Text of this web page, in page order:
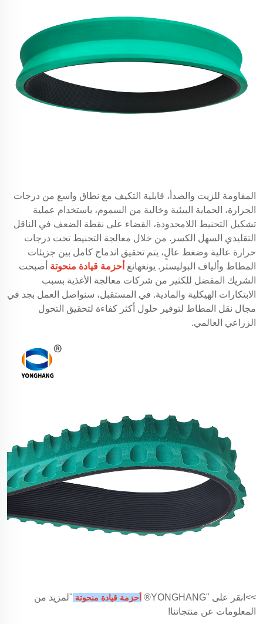
المقاومة للزيت والصدأ، قابلية التكيف مع نطاق واسع من درجات
الحرارة، الحماية البيئية وخالية من السموم، باستخدام عملية
تشكيل التحنيط اللامحدودة، القضاء على نقطة الضعف في الناقل
التقليدي السهل الكسر. من خلال معالجة التحنيط تحت درجات
حرارة عالية وضغط عالٍ، يتم تحقيق اندماج كامل بين جزيئات
المطاط وألياف البوليستر. يونغهانغ أحزمة قيادة منحوتة أصبحت
الشريك المفضل للكثير من شركات معالجة الأغذية بسبب
الابتكارات الهيكلية والمادية. في المستقبل، سنواصل العمل بجد في
مجال نقل المطاط لتوفير حلول أكثر كفاءة لتحقيق التحول
الزراعي العالمي.
>>انقر على "YONGHANG® أحزمة قيادة منحوتة "لمزيد من
المعلومات عن منتجاتنا!